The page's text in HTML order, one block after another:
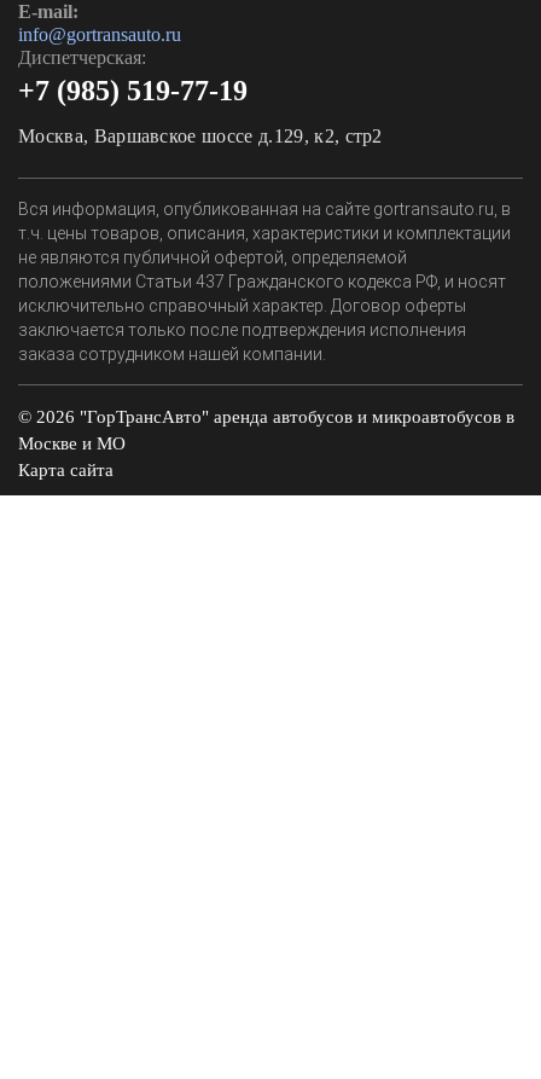
E-mail:
info@gortransauto.ru
Диспетчерская:
+7 (985) 519-77-19
Москва, Варшавское шоссе д.129, к2, стр2
Вся информация, опубликованная на сайте gortransauto.ru, в
т.ч. цены товаров, описания, характеристики и комплектации
не являются публичной офертой, определяемой
положениями Статьи 437 Гражданского кодекса РФ, и носят
исключительно справочный характер. Договор оферты
заключается только после подтверждения исполнения
заказа сотрудником нашей компании.
© 2026 "ГорТрансАвто" аренда автобусов и микроавтобусов в
Москве и МО
Карта сайта